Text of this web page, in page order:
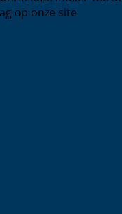
op onze site